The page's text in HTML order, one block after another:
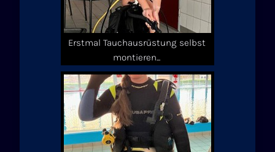
Erstmal Tauchausrüstung selbst
montieren...